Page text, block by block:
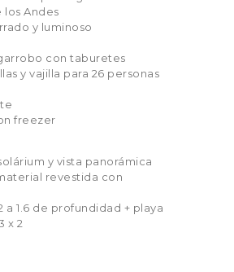
Andes
y luminoso
con taburetes
y vajilla para 26 personas
freezer
y vista panorámica
revestida con
a 1.6 de profundidad + playa
x 2